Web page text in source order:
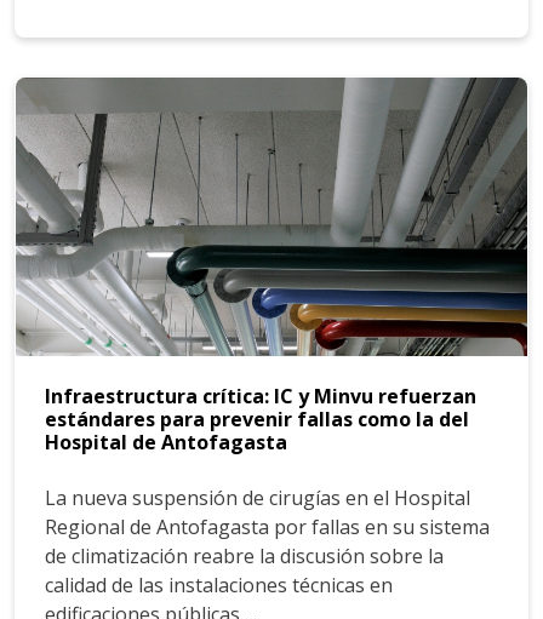
Infraestructura crítica: IC y Minvu refuerzan
estándares para prevenir fallas como la del
Hospital de Antofagasta
La nueva suspensión de cirugías en el Hospital
Regional de Antofagasta por fallas en su sistema
de climatización reabre la discusión sobre la
calidad de las instalaciones técnicas en